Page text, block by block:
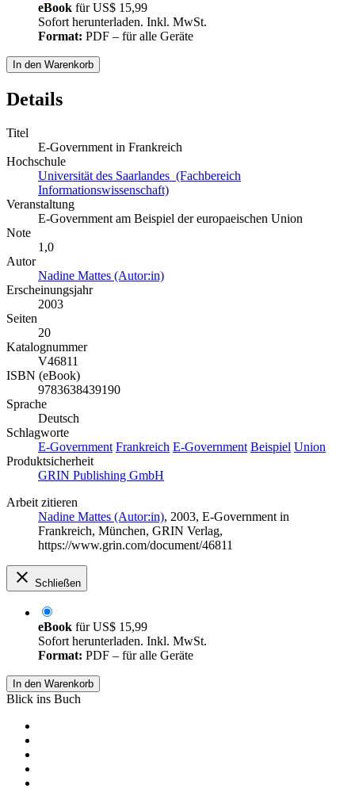
eBook fürUS$ 15,99
Sofort herunterladen. Inkl. MwSt.
Format: PDF – für alle Geräte
In den Warenkorb
Details
Titel
E-Government in Frankreich
Hochschule
Universität des Saarlandes (Fachbereich
Informationswissenschaft)
Veranstaltung
E-Government am Beispiel der europaeischen Union
Note
1,0
Autor
Nadine Mattes (Autor:in)
Erscheinungsjahr
2003
Seiten
20
Katalognummer
V46811
ISBN (eBook)
9783638439190
Sprache
Deutsch
Schlagworte
E-Government Frankreich E-Government Beispiel Union
Produktsicherheit
GRIN Publishing GmbH
Arbeit zitieren
Nadine Mattes (Autor:in), 2003, E-Government in
Frankreich, München, GRIN Verlag,
https://www.grin.com/document/46811
Schließen
eBook fürUS$ 15,99
Sofort herunterladen. Inkl. MwSt.
Format: PDF – für alle Geräte
In den Warenkorb
Blick ins Buch